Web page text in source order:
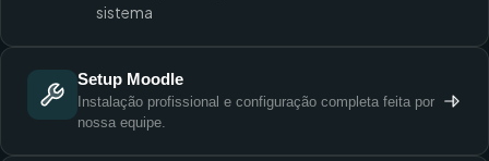
sistema
Setup Moodle
Instalação profissional e configuração completa feita por
nossa equipe.